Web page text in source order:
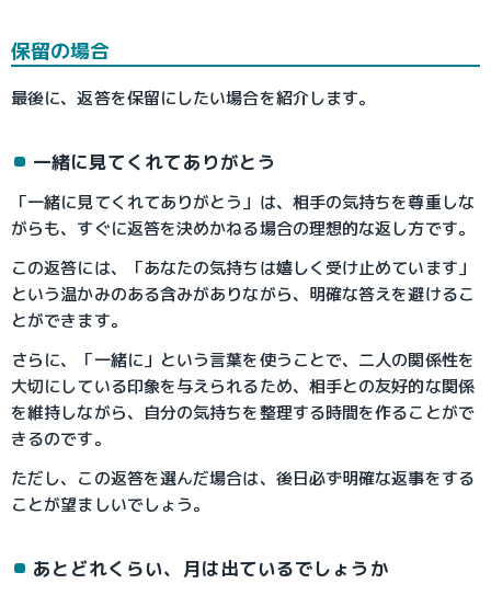
保留の場合
最後に、返答を保留にしたい場合を紹介します。
一緒に見てくれてありがとう
「一緒に見てくれてありがとう」は、相手の気持ちを尊重しな
がらも、すぐに返答を決めかねる場合の理想的な返し方です。
この返答には、「あなたの気持ちは嬉しく受け止めています」
という温かみのある含みがありながら、明確な答えを避けるこ
とができます。
さらに、「一緒に」という言葉を使うことで、二人の関係性を
大切にしている印象を与えられるため、相手との友好的な関係
を維持しながら、自分の気持ちを整理する時間を作ることがで
きるのです。
ただし、この返答を選んだ場合は、後日必ず明確な返事をする
ことが望ましいでしょう。
あとどれくらい、月は出ているでしょうか